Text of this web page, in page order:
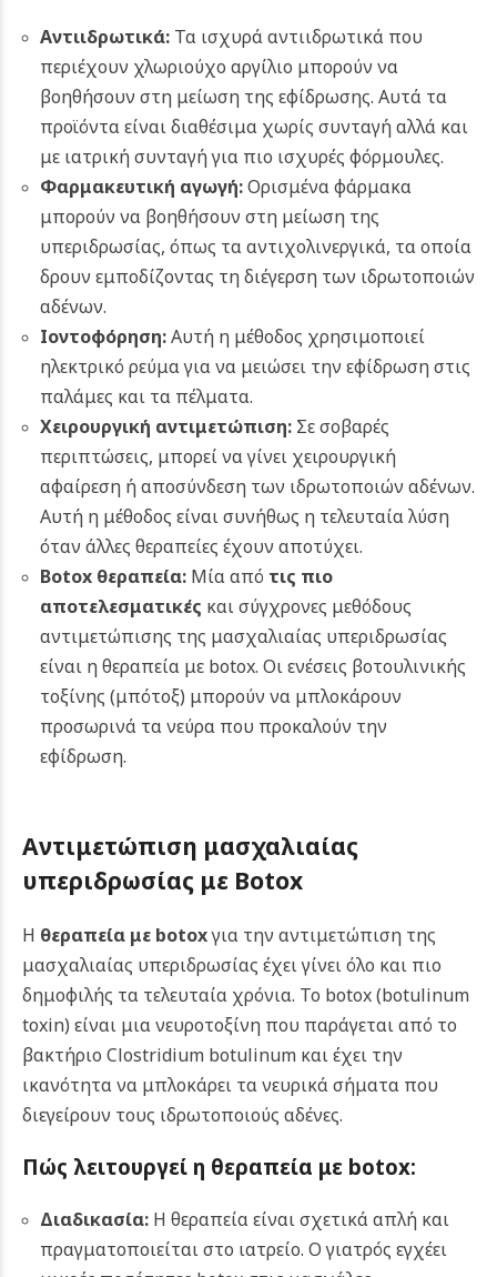
Αντιιδρωτικά:Τα ισχυρά αντιιδρωτικά που
περιέχουν χλωριούχο αργίλιο μπορούν να
βοηθήσουν στη μείωση της εφίδρωσης. Αυτά τα
προϊόντα είναι διαθέσιμα χωρίς συνταγή αλλά και
με ιατρική συνταγή για πιο ισχυρές φόρμουλες.
Φαρμακευτική αγωγή:Ορισμένα φάρμακα
μπορούν να βοηθήσουν στη μείωση της
υπεριδρωσίας, όπως τα αντιχολινεργικά, τα οποία
δρουν εμποδίζοντας τη διέγερση των ιδρωτοποιών
αδένων.
Ιοντοφόρηση:Αυτή η μέθοδος χρησιμοποιεί
ηλεκτρικό ρεύμα για να μειώσει την εφίδρωση στις
παλάμες και τα πέλματα.
Χειρουργική αντιμετώπιση:Σε σοβαρές
περιπτώσεις, μπορεί να γίνει χειρουργική
αφαίρεση ή αποσύνδεση των ιδρωτοποιών αδένων.
Αυτή η μέθοδος είναι συνήθως η τελευταία λύση
όταν άλλες θεραπείες έχουν αποτύχει.
Botox θεραπεία:Μία από τις πιο
αποτελεσματικές και σύγχρονες μεθόδους
αντιμετώπισης της μασχαλιαίας υπεριδρωσίας
είναι η θεραπεία με botox. Οι ενέσεις βοτουλινικής
τοξίνης (μπότοξ) μπορούν να μπλοκάρουν
προσωρινά τα νεύρα που προκαλούν την
εφίδρωση.
Αντιμετώπιση μασχαλιαίας
υπεριδρωσίας με Botox
Η θεραπεία με botoxγια την αντιμετώπιση της
μασχαλιαίας υπεριδρωσίας έχει γίνει όλο και πιο
δημοφιλής τα τελευταία χρόνια. Το botox (botulinum
toxin) είναι μια νευροτοξίνη που παράγεται από το
βακτήριο Clostridium botulinum και έχει την
ικανότητα να μπλοκάρει τα νευρικά σήματα που
διεγείρουν τους ιδρωτοποιούς αδένες.
Πώς λειτουργεί η θεραπεία με botox:
Διαδικασία:Η θεραπεία είναι σχετικά απλή και
πραγματοποιείται στο ιατρείο. Ο γιατρός εγχέει